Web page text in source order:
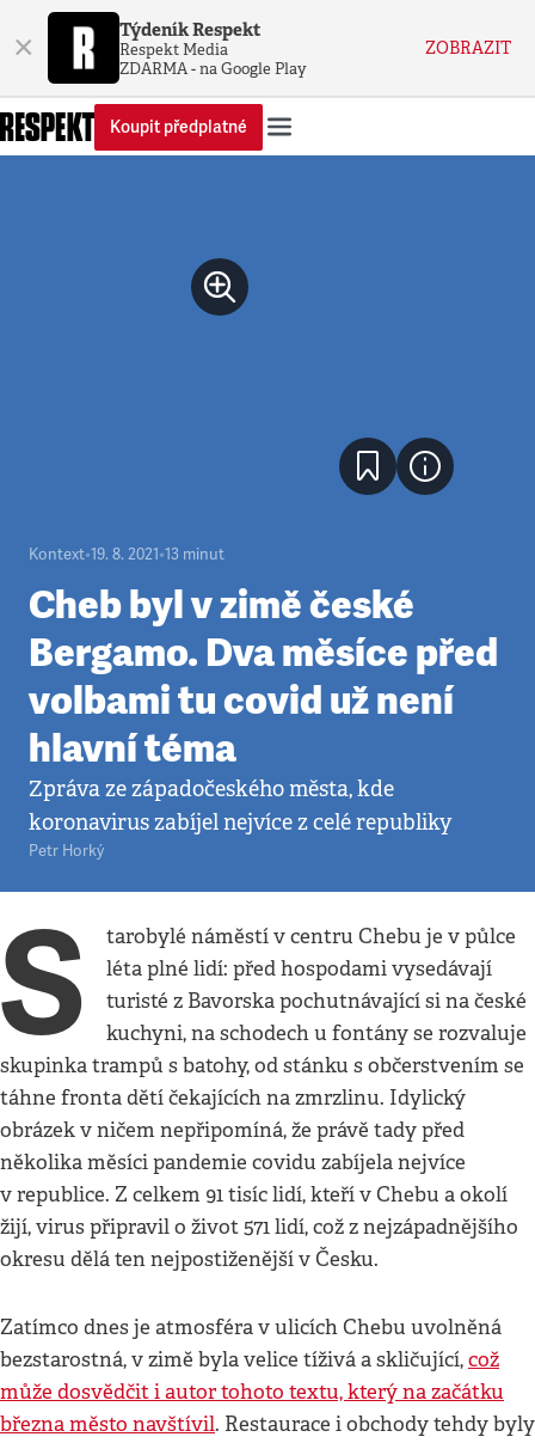
× Týdeník Respekt
Respekt Media
ZDARMA - na Google Play
ZOBRAZIT
Koupit předplatné
Kontext•19. 8. 2021•13 minut
Cheb byl v zimě české
Bergamo. Dva měsíce před
volbami tu covid už není
hlavní téma
Zpráva ze západočeského města, kde
koronavirus zabíjel nejvíce z celé republiky
Petr Horký
S
tarobylé náměstí v centru Chebu je v půlce
léta plné lidí: před hospodami vysedávají
turisté z Bavorska pochutnávající si na české
kuchyni, na schodech u fontány se rozvaluje
skupinka trampů s batohy, od stánku s občerstvením se
táhne fronta dětí čekajících na zmrzlinu. Idylický
obrázek v ničem nepřipomíná, že právě tady před
několika měsíci pandemie covidu zabíjela nejvíce
v republice. Z celkem 91 tisíc lidí, kteří v Chebu a okolí
žijí, virus připravil o život 571 lidí, což z nejzápadnějšího
okresu dělá ten nejpostiženější v Česku.
Zatímco dnes je atmosféra v ulicích Chebu uvolněná
bezstarostná, v zimě byla velice tíživá a skličující,což
může dosvědčit i autor tohoto textu, který na začátku
března město navštívil. Restaurace i obchody tehdy byly